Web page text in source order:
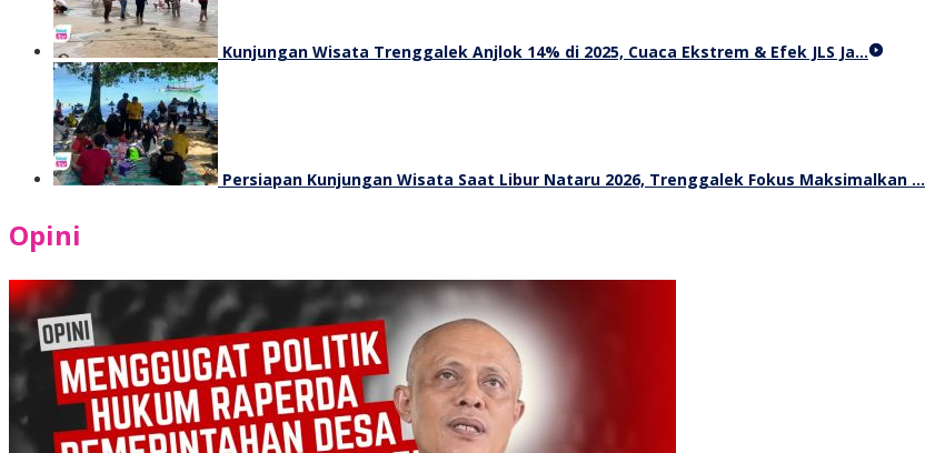
Kunjungan Wisata Trenggalek Anjlok 14% di 2025, Cuaca Ekstrem & Efek JLS Ja…
Persiapan Kunjungan Wisata Saat Libur Nataru 2026, Trenggalek Fokus Maksimalkan …
Opini